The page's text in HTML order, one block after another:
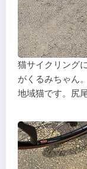
猫サイクリング
がくるみちゃん
地域猫です。尻